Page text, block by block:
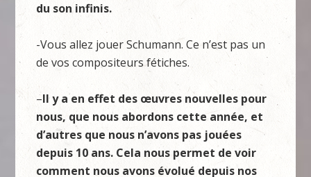
du son infinis.
-Vous allez jouer Schumann. Ce n’est pas un
de vos compositeurs fétiches.
–Il y a en effet des œuvres nouvelles pour
nous, que nous abordons cette année, et
d’autres que nous n’avons pas jouées
depuis 10 ans. Cela nous permet de voir
comment nous avons évolué depuis nos